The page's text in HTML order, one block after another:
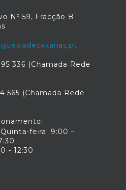
Nº 59, Fracção B
336 (Chamada Rede
565 (Chamada Rede
feira: 9:00 –
- 12:30